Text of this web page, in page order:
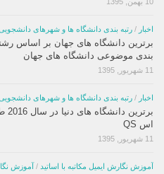
10 بهمن, 1395
اخبار / رتبه بندی دانشگاه ها و شهرهای
برترین دانشگاه های جهان بر اساس
بندی موضوعی دانشگاه های جهان
11 شهریور, 1395
اخبار / رتبه بندی دانشگاه ها و شهرهای
اس QS
11 شهریور, 1395
آموزش نگارش ایمیل مکاتبه با اساتید / آموزش